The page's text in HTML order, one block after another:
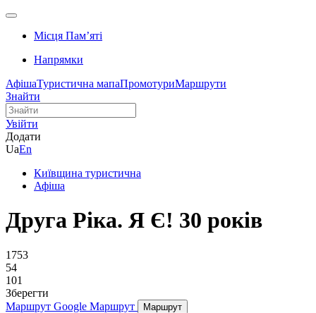
Місця Памʼяті
Напрямки
АфішаТуристична мапаПромотуриМаршрути
Знайти
Увійти
Додати
UaEn
Київщина туристична
Афіша
Друга Ріка. Я Є! 30 років
1753
54
101
Зберегти
Маршрут Google Маршрут Маршрут